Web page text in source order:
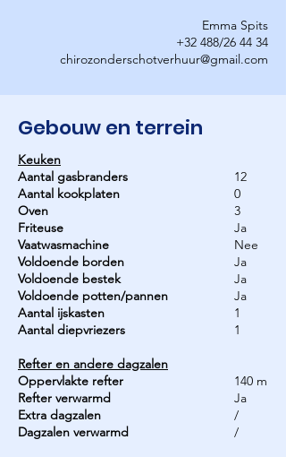
Emma Spits
+32 488/26 44 34
chirozonderschotverhuur@gmail.com
Gebouw en terrein
Keuken
Aantal gasbranders
Aantal kookplaten
Oven
Friteuse
Vaatwasmachine
Voldoende borden
Voldoende bestek
Voldoende potten/pannen
Aantal ijskasten
Aantal diepvriezers
Refter en andere dagzalen
Oppervlakte refter
Refter verwarmd
Extra dagzalen
Dagzalen verwarmd
12
0
3
Ja
Nee
Ja
Ja
Ja
1
1
140 m
Ja
/
/